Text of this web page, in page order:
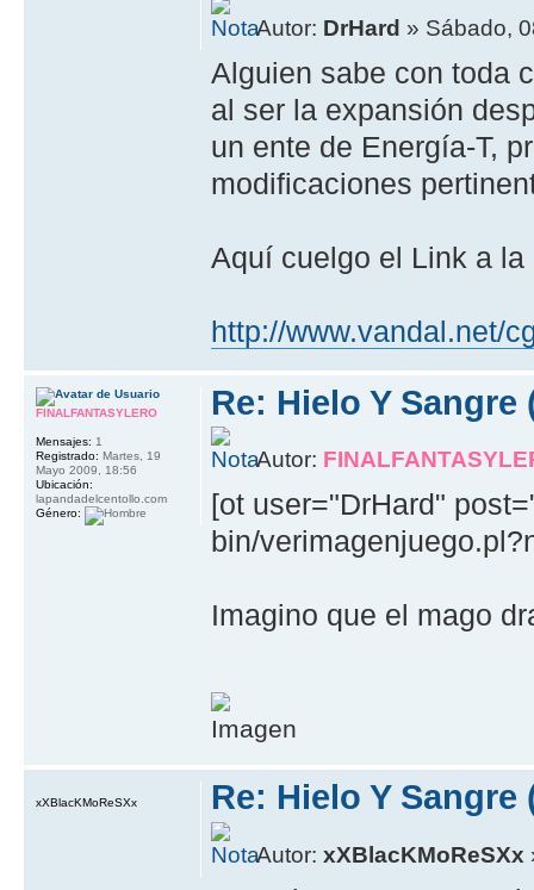
Autor: DrHard » Sábado,
Alguien sabe con toda
al ser la expansión
un ente de Energía-T,
modificaciones
Aquí cuelgo el Link a
http://www.vandal.net/
Re: Hielo Y
Autor:
[ot user="DrHard"
bin/
Imagino que el mago
FINALFANTASYLERO
Mensajes: 1
Registrado: Martes, 19
Mayo 2009, 18:56
Ubicación:
lapandadelcentollo.com
Género:
Re: Hielo Y
Autor:xXBlacKMoReSXx
xXBlacKMoReSXx